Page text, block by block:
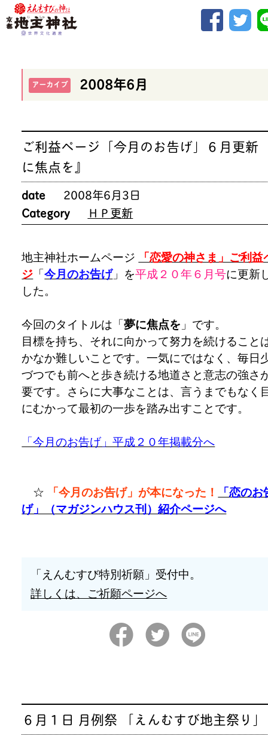
アーカイブ 2008年6月
ご利益ページ「今月のお告げ」６月更新
に焦点を』
date
2008年6月3日
Category
ＨＰ更新
地主神社ホームページ
「恋愛の神さま」ご利益
ジ 「今月のお告げ」を平成２０年６ 月号に更新
した。
今回のタイトルは「夢に焦点を 」です。
目標を持ち、それに向かって努力を続けること
かなか難しいことです。一気にではなく、毎日
づつでも前へと歩き続ける地道さと意志の強さ
要です。さらに大事なことは、言うまでもなく
にむかって最初の一歩を踏み出すことです。
「今月のお告げ」平成２０年掲載分へ
☆ 「今月のお告げ」が本になった！
「恋のお
げ」（マガジンハウス刊）紹介ページへ
「えんむすび特別祈願」受付中。
詳しくは、ご祈願ページへ
６月１日 月例祭 「えんむすび地主祭り」